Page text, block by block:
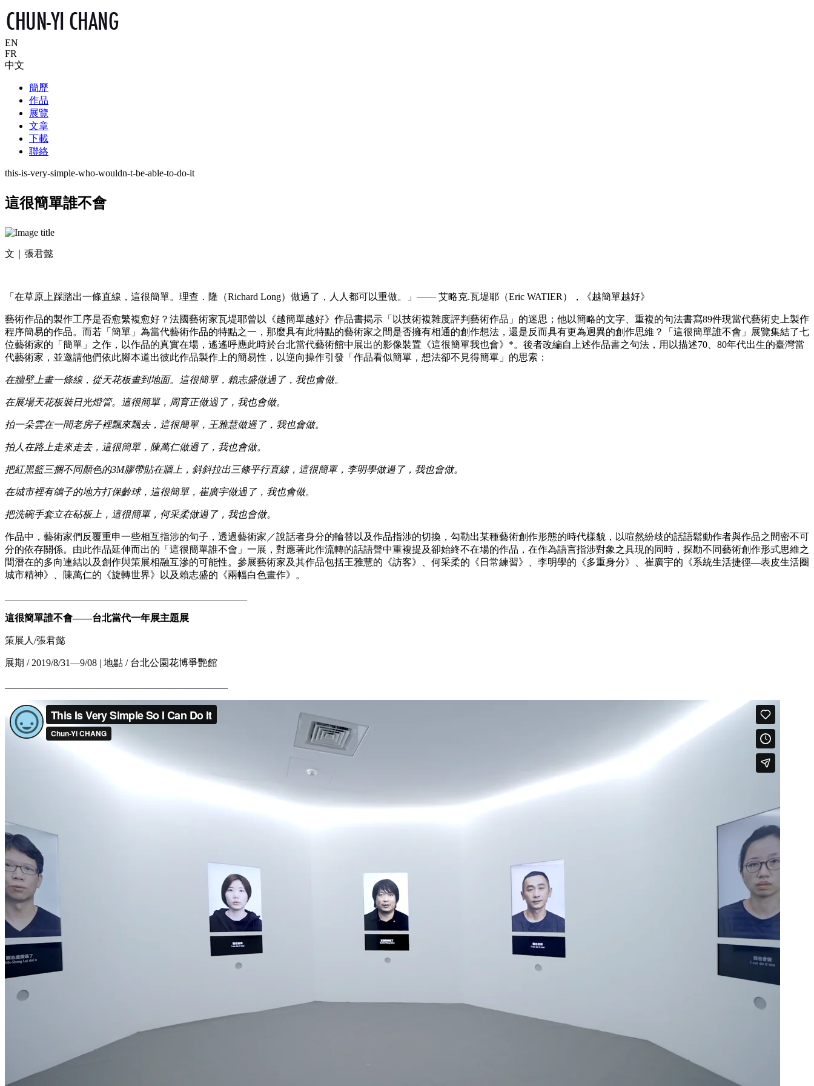
EN
FR
中文
簡歷
作品
展覽
文章
下載
聯絡
this-is-very-simple-who-wouldn-t-be-able-to-do-it
這很簡單誰不會
文｜張君懿
「在草原上踩踏出一條直線，這很簡單。理查．隆（Richard Long）做過了，人人都可以重做。」—— 艾略克.瓦堤耶（Eric WATIER），《越簡單越好》
藝術作品的製作工序是否愈繁複愈好？法國藝術家瓦堤耶曾以《越簡單越好》作品書揭示「以技術複雜度評判藝術作品」的迷思；他以簡略的文字、重複的句法書寫89件現當代藝術史上製作
程序簡易的作品。而若「簡單」為當代藝術作品的特點之一，那麼具有此特點的藝術家之間是否擁有相通的創作想法，還是反而具有更為迥異的創作思維？「這很簡單誰不會」展覽集結了七
位藝術家的「簡單」之作，以作品的真實在場，遙遙呼應此時於台北當代藝術館中展出的影像裝置《這很簡單我也會》*。後者改編自上述作品書之句法，用以描述70、80年代出生的臺灣當
代藝術家，並邀請他們依此腳本道出彼此作品製作上的簡易性，以逆向操作引發「作品看似簡單，想法卻不見得簡單」的思索：
在牆壁上畫一條線，從天花板畫到地面。這很簡單，賴志盛做過了，我也會做。
在展場天花板裝日光燈管。這很簡單，周育正做過了，我也會做。
拍一朵雲在一間老房子裡飄來飄去，這很簡單，王雅慧做過了，我也會做。
拍人在路上走來走去，這很簡單，陳萬仁做過了，我也會做。
把紅黑籃三捆不同顏色的3M膠帶貼在牆上，斜斜拉出三條平行直線，這很簡單，李明學做過了，我也會做。
在城市裡有鴿子的地方打保齡球，這很簡單，崔廣宇做過了，我也會做。
把洗碗手套立在砧板上，這很簡單，何采柔做過了，我也會做。
作品中，藝術家們反覆重申一些相互指涉的句子，透過藝術家／說話者身分的輪替以及作品指涉的切換，勾勒出某種藝術創作形態的時代樣貌，以喧然紛歧的話語鬆動作者與作品之間密不可
分的依存關係。由此作品延伸而出的「這很簡單誰不會」一展，對應著此作流轉的話語聲中重複提及卻始終不在場的作品，在作為語言指涉對象之具現的同時，探勘不同藝術創作形式思維之
間潛在的多向連結以及創作與策展相融互滲的可能性。參展藝術家及其作品包括王雅慧的《訪客》、何采柔的《日常練習》、李明學的《多重身分》、崔廣宇的《系統生活捷徑—表皮生活圈
城市精神》、陳萬仁的《旋轉世界》以及賴志盛的《兩幅白色畫作》。
這很簡單誰不會——台北當代一年展主題展
策展人/張君懿
展期 / 2019/8/31—9/08 | 地點 / 台北公園花博爭艷館